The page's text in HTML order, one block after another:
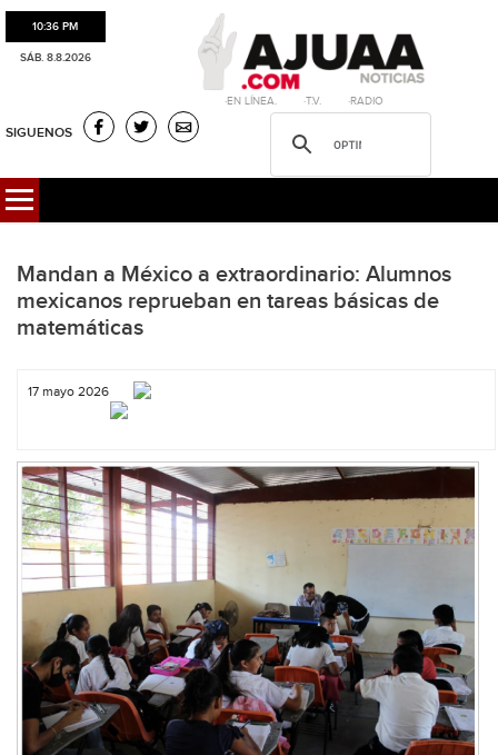
10:36 PM
SÁB. 8.8.2026
·EN LÍNEA. ·T.V. ·RADIO
SIGUENOS
Mandan a México a extraordinario: Alumnos
mexicanos reprueban en tareas básicas de
matemáticas
17 mayo 2026